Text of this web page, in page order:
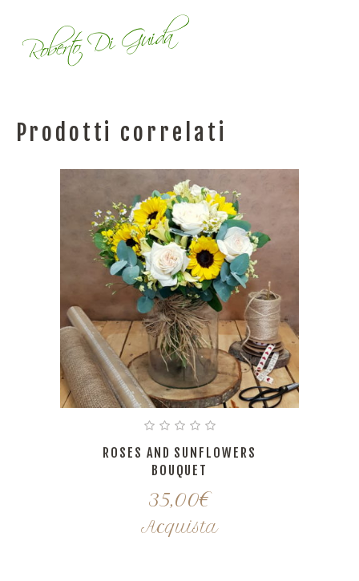
Prodotti correlati
ROSES AND SUNFLOWERS
BOUQUET
35,00€
Acquista